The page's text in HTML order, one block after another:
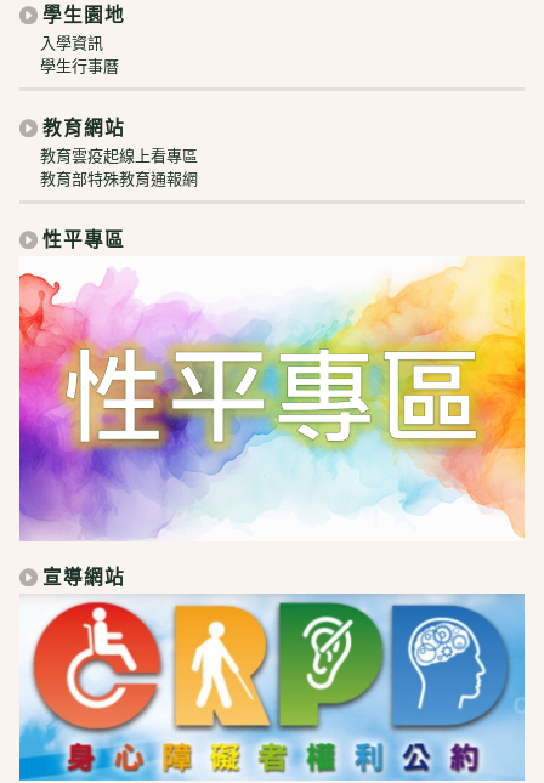
學生園地
入學資訊
學生行事曆
教育網站
教育雲疫起線上看專區
教育部特殊教育通報網
性平專區
宣導網站